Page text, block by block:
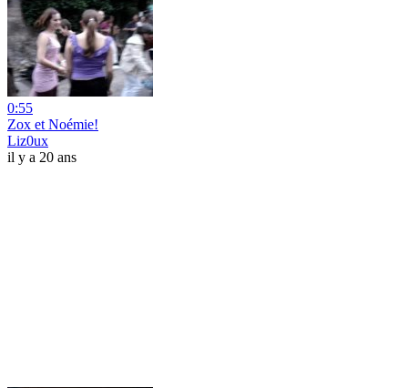
0:55
Zox et Noémie!
Liz0ux
il y a 20 ans